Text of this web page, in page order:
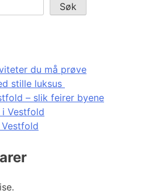
Søk
du må prøve
stille luksus
– slik feirer byene
Vestfold